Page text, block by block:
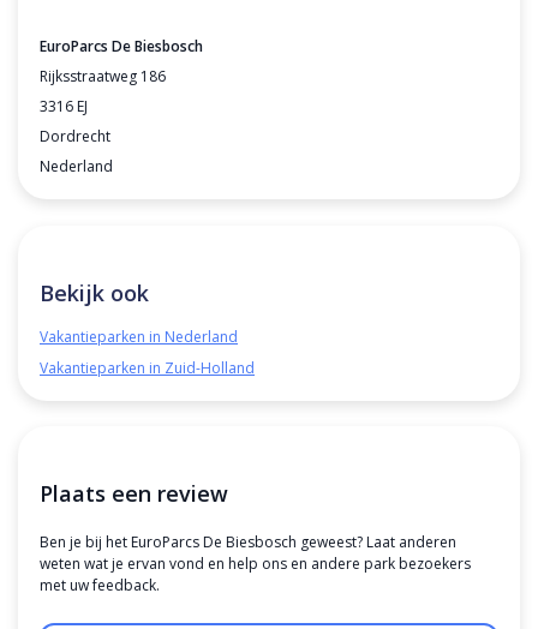
EuroParcs De Biesbosch
Rijksstraatweg 186
3316 EJ
Dordrecht
Nederland
Bekijk ook
Vakantieparken in Nederland
Vakantieparken in Zuid-Holland
Plaats een review
Ben je bij het EuroParcs De Biesbosch geweest? Laat anderen
weten wat je ervan vond en help ons en andere park bezoekers
met uw feedback.